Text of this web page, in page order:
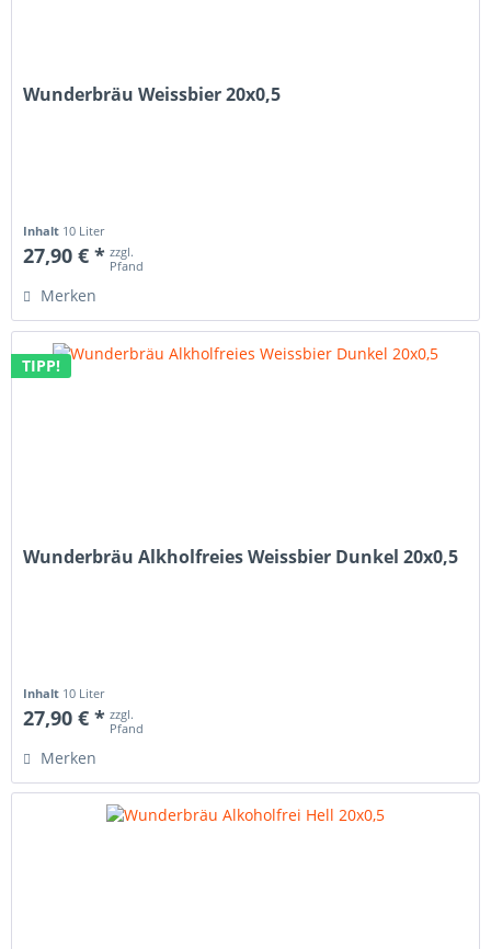
Wunderbräu Weissbier 20x0,5
Inhalt 10 Liter
27,90 € * zzgl.
Pfand
Merken
TIPP!
Wunderbräu Alkholfreies Weissbier Dunkel 20x0,5
Inhalt 10 Liter
27,90 € * zzgl.
Pfand
Merken